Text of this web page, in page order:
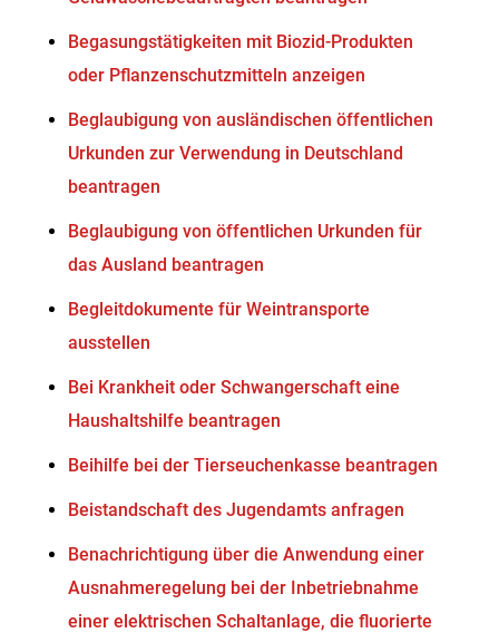
Begasungstätigkeiten mit Biozid-Produkten
oder Pflanzenschutzmitteln anzeigen
Beglaubigung von ausländischen öffentlichen
Urkunden zur Verwendung in Deutschland
beantragen
Beglaubigung von öffentlichen Urkunden für
das Ausland beantragen
Begleitdokumente für Weintransporte
ausstellen
Bei Krankheit oder Schwangerschaft eine
Haushaltshilfe beantragen
Beihilfe bei der Tierseuchenkasse beantragen
Beistandschaft des Jugendamts anfragen
Benachrichtigung über die Anwendung einer
Ausnahmeregelung bei der Inbetriebnahme
einer elektrischen Schaltanlage, die fluorierte